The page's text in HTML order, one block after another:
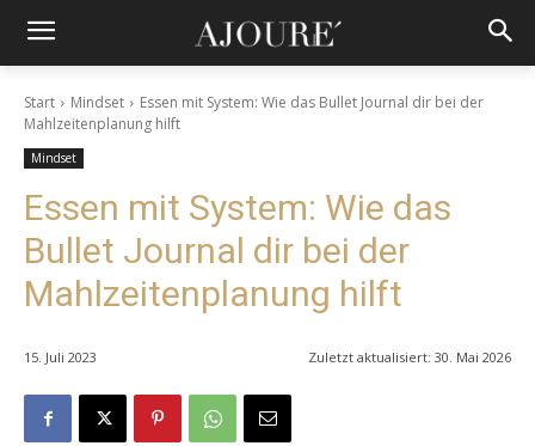
Start Mindset
Essen mit System: Wie das Bullet Journal dir bei der
Mahlzeitenplanung hilft
Mindset
Essen mit System: Wie das
Bullet Journal dir bei der
Mahlzeitenplanung hilft
15. Juli 2023 Zuletzt aktualisiert: 30. Mai 2026